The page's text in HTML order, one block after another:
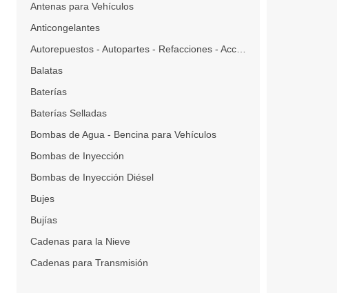
Antenas para Vehículos
Anticongelantes
Autorepuestos - Autopartes - Refacciones - Accesorios - Autorecambios
Balatas
Baterías
Baterías Selladas
Bombas de Agua - Bencina para Vehículos
Bombas de Inyección
Bombas de Inyección Diésel
Bujes
Bujías
Cadenas para la Nieve
Cadenas para Transmisión